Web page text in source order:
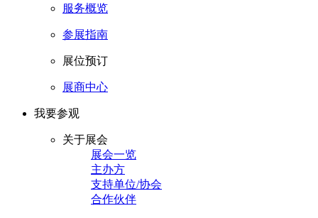
服务概览
参展指南
展位预订
展商中心
我要参观
关于展会
展会一览
主办方
支持单位/协会
合作伙伴